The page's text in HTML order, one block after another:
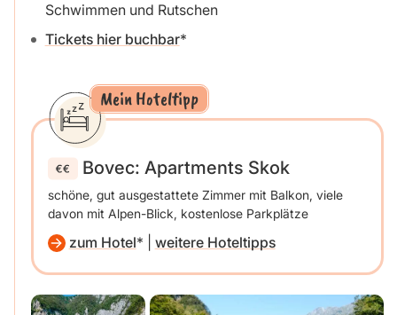
Schwimmen und Rutschen
Tickets hier buchbar
Mein Hoteltipp
Bovec: Apartments Skok
schöne, gut ausgestattete Zimmer mit Balkon, viele
davon mit Alpen-Blick, kostenlose Parkplätze
zum Hotel weitere Hoteltipps